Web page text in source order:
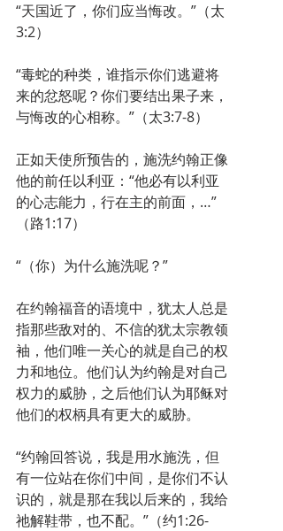
“天国近了，你们应当悔改。”（太
3:2）
“毒蛇的种类，谁指示你们逃避将
来的忿怒呢？你们要结出果子来，
与悔改的心相称。”（太3:7-8）
正如天使所预告的，施洗约翰正像
他的前任以利亚：“他必有以利亚
的心志能力，行在主的前面，…”
（路1:17）
“（你）为什么施洗呢？”
在约翰福音的语境中，犹太人总是
指那些敌对的、不信的犹太宗教领
袖，他们唯一关心的就是自己的权
力和地位。他们认为约翰是对自己
权力的威胁，之后他们认为耶稣对
他们的权柄具有更大的威胁。
“约翰回答说，我是用水施洗，但
有一位站在你们中间，是你们不认
识的，就是那在我以后来的，我给
祂解鞋带，也不配。”（约1:26-